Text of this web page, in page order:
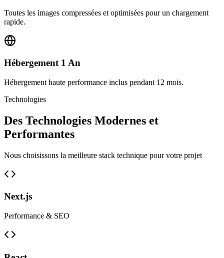
Toutes les images compressées et optimisées pour un chargement
rapide.
Hébergement 1 An
Hébergement haute performance inclus pendant 12 mois.
Technologies
Des Technologies Modernes et
Performantes
Nous choisissons la meilleure stack technique pour votre projet
Next.js
Performance & SEO